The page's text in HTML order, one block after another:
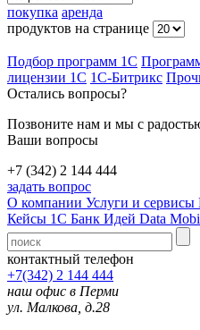
покупка аренда
продуктов на странице
Подбор программ 1С
лицензии 1С 1С-Битрикс
Остались вопросы?
Позвоните нам и мы с
Ваши вопросы
+7 (342) 2 144 444
задать вопрос
О компании Услуги и сервисы
Кейсы 1С Банк Идей Data
контактный телефон
+7(342) 2 144 444
наш офис в Перми
ул. Малкова, д.28